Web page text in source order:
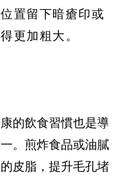
置留下暗瘡印或
更加粗大。
的飲食習慣也是導
。煎炸食品或油膩
皮脂，提升毛孔堵